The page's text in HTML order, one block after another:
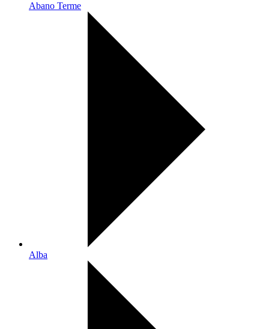
Abano Terme
Alba